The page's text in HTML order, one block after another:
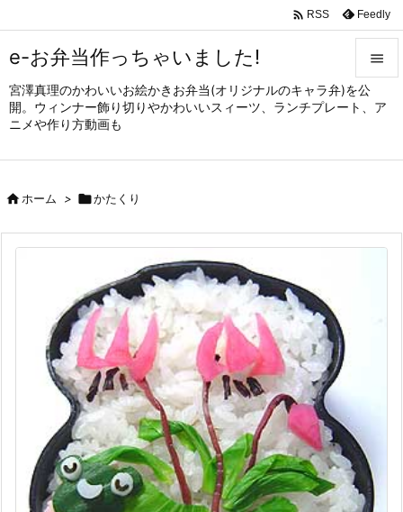
e-お弁当作っちゃいました!
宮澤真理のかわいいお絵かきお弁当(オリジナルのキャラ弁)を公
開。ウィンナー飾り切りやかわいいスィーツ、ランチプレート、ア
ニメや作り方動画も


メニュ
サイド

次へ
 RSS Feedly
ホーム > かたくり